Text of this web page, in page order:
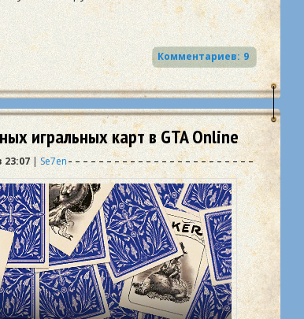
9
игральных карт в GTA Online
23:07| Se7en